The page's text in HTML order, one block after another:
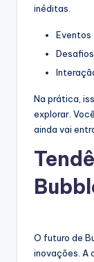
inéditas.
Eventos
Na prática,
explorar.
ainda vai
O futuro de
inovações. A